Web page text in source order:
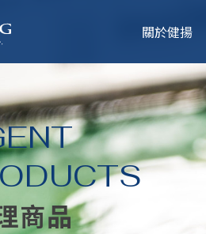
關於健揚
商品